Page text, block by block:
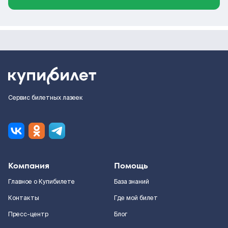
Сервис билетных лазеек
Компания
Главное о Купибилете
Контакты
Пресс-центр
Помощь
База знаний
Где мой билет
Блог